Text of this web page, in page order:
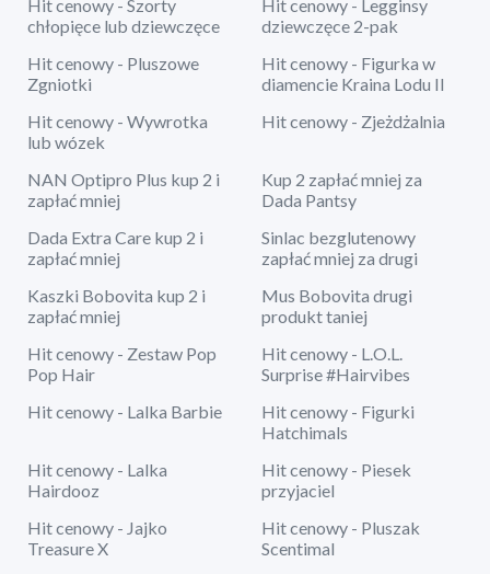
Hit cenowy - Szorty
chłopięce lub dziewczęce
Hit cenowy - Legginsy
dziewczęce 2-pak
Hit cenowy - Pluszowe
Zgniotki
Hit cenowy - Figurka w
diamencie Kraina Lodu II
Hit cenowy - Wywrotka
lub wózek
Hit cenowy - Zjeżdżalnia
NAN Optipro Plus kup 2 i
zapłać mniej
Kup 2 zapłać mniej za
Dada Pantsy
Dada Extra Care kup 2 i
zapłać mniej
Sinlac bezglutenowy
zapłać mniej za drugi
Kaszki Bobovita kup 2 i
zapłać mniej
Mus Bobovita drugi
produkt taniej
Hit cenowy - Zestaw Pop
Pop Hair
Hit cenowy - L.O.L.
Surprise #Hairvibes
Hit cenowy - Lalka Barbie
Hit cenowy - Figurki
Hatchimals
Hit cenowy - Lalka
Hairdooz
Hit cenowy - Piesek
przyjaciel
Hit cenowy - Jajko
Treasure X
Hit cenowy - Pluszak
Scentimal